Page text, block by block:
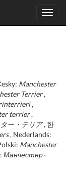
Manchester
Terrier,
,
terrier,
ー・テリア, 한
, Nederlands:
Manchester
Манчестер-